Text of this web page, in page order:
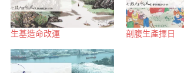
生基造命改運 剖腹生產擇日